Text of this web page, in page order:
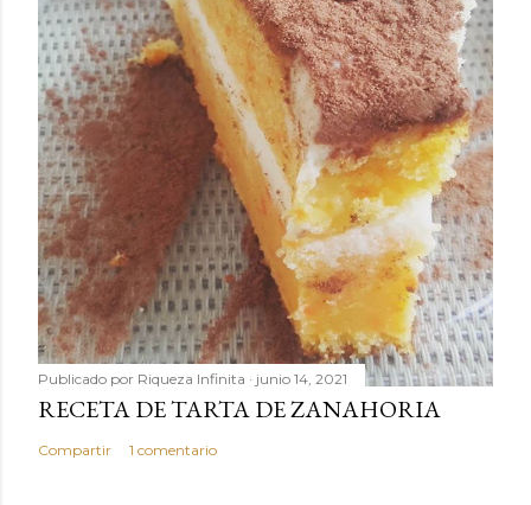
Publicado por Riqueza Infinita junio 14, 2021
RECETA DE TARTA DE ZANAHORIA
Compartir 1 comentario